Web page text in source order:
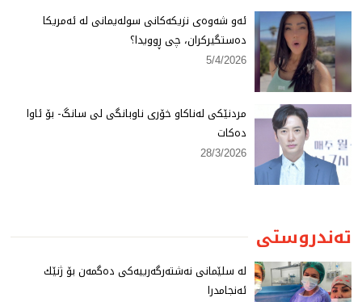
ئەو شەوەی نزیكەكانی سولەیمانی لە ئەمریكا
دەستگیركران، چی ڕوویدا؟
5/4/2026
مردنێكی لەناكاو خۆری ناوبانگی لی سانگ- بۆ ئاوا
دەكات
28/3/2026
تەندروستی
لە سلێمانی نەشتەرگەرییەكی دەگمەن بۆ ژنێك
ئەنجامدرا